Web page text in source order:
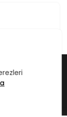
- Tüm Hakları